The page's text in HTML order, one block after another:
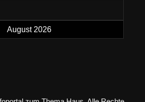
August 2026